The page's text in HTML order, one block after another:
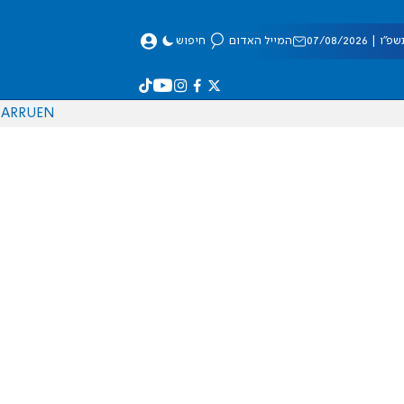
08/2026 המייל האדום חיפוש
EN
RU
AR